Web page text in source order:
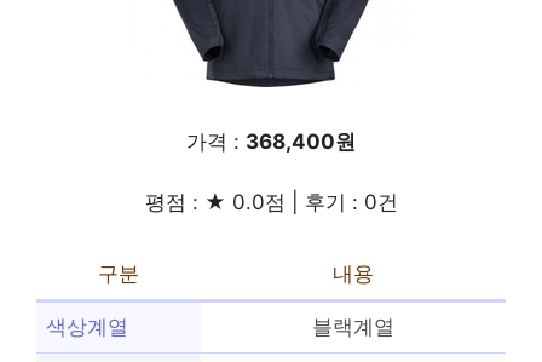
가격 : 368,400원
평점 : ★ 0.0점 | 후기 : 0건
구분 내용
색상계열 블랙계열